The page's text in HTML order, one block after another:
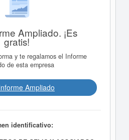
Ampliado. ¡Es
gratis!
y te regalamos el Informe
de esta empresa
Ampliado
identificativo: